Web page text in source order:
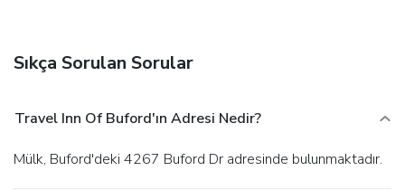
Sıkça Sorulan Sorular
Travel Inn Of Buford'ın Adresi Nedir?
Mülk, Buford'deki 4267 Buford Dr adresinde bulunmaktadır.